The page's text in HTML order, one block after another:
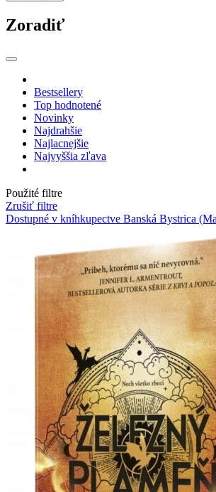
Zoradiť
Bestsellery
Top hodnotené
Novinky
Najdrahšie
Najlacnejšie
Najvyššia zľava
Použité filtre
Zrušiť filtre
Dostupné v kníhkupectve Banská Bystrica